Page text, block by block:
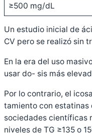
≥500 mg/dL
Un estudio inicial de
CV pero se realizó sin
En la era del uso
usar do- sis más
Por lo contrario, el
tamiento con estatinas
sociedades científicas
niveles de TG ≥135 o